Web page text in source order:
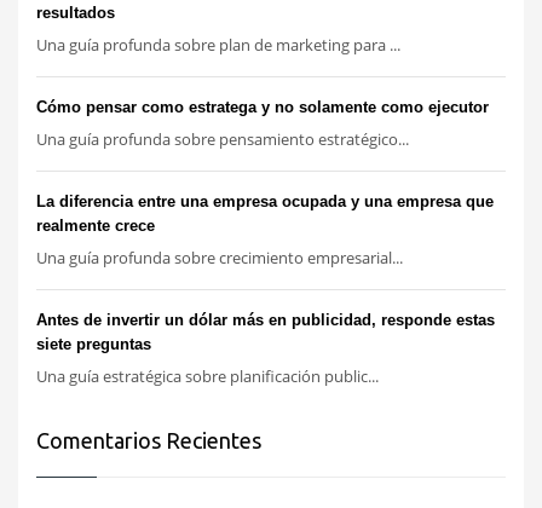
resultados
Una guía profunda sobre plan de marketing para ...
Cómo pensar como estratega y no solamente como ejecutor
Una guía profunda sobre pensamiento estratégico...
La diferencia entre una empresa ocupada y una empresa que
realmente crece
Una guía profunda sobre crecimiento empresarial...
Antes de invertir un dólar más en publicidad, responde estas
siete preguntas
Una guía estratégica sobre planificación public...
Comentarios Recientes